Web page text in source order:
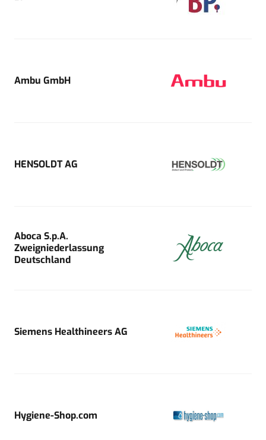
Ambu GmbH
HENSOLDT AG
Aboca S.p.A.
Zweigniederlassung
Deutschland
Siemens Healthineers AG
Hygiene-Shop.com